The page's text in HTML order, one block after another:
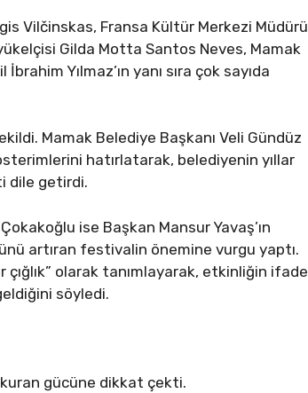
Vilčinskas, Fransa Kültür Merkezi Müdürü
Gilda Motta Santos Neves, Mamak
Yılmaz’ın yanı sıra çok sayıda
Mamak Belediye Başkanı Veli Gündüz
hatırlatarak, belediyenin yıllar
dile getirdi.
ise Başkan Mansur Yavaş’ın
artıran festivalin önemine vurgu yaptı.
çığlık” olarak tanımlayarak, etkinliğin ifade
söyledi.
kuran gücüne dikkat çekti.